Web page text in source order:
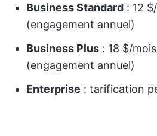
Business Standard : 12
(engagement annuel)
Business Plus : 18 $/
(engagement annuel)
Enterprise : tarification